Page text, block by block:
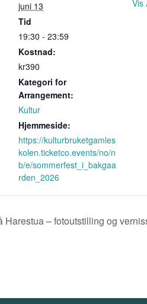
juni 13
Tid
19:30 - 23:59
Kostnad:
kr390
Kategori for
Arrangement:
Kultur
Hjemmeside:
https://kulturbruketgamles
kolen.ticketco.events/no/n
b/e/sommerfest_i_bakgaa
rden_2026
Vis
Harestua – fotoutstilling og